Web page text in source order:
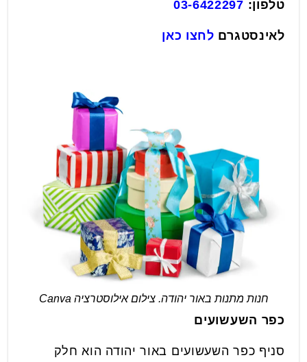
טלפון: 03-6422297
לאינסטגרם לחצו כאן
חנות מתנות באור יהודה. צילום אילוסטרציה Canva
כפר השעשועים
סניף כפר השעשועים באור יהודה הוא חלק